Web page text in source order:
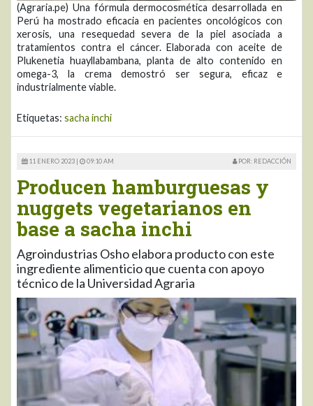
(Agraria.pe) Una fórmula dermocosmética desarrollada en
Perú ha mostrado eficacia en pacientes oncológicos con
xerosis, una resequedad severa de la piel asociada a
tratamientos contra el cáncer. Elaborada con aceite de
Plukenetia huayllabambana, planta de alto contenido en
omega-3, la crema demostró ser segura, eficaz e
industrialmente viable.
Etiquetas: sacha inchi
11 ENERO 2023 | 09:10 AM POR: REDACCIÓN
Producen hamburguesas y
nuggets vegetarianos en
base a sacha inchi
Agroindustrias Osho elabora producto con este
ingrediente alimenticio que cuenta con apoyo
técnico de la Universidad Agraria